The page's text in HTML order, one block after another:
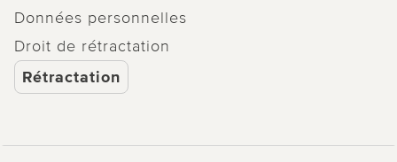
Données personnelles
Droit de rétractation
Rétractation